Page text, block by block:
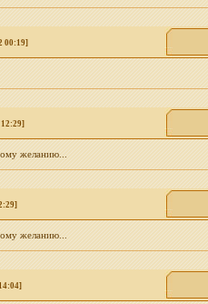
00:19]
желанию...
желанию...